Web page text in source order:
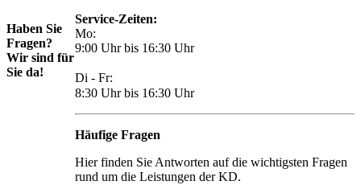
Haben Sie
Fragen?
Wir sind für
Sie da!
Service-Zeiten:
Mo:
9:00 Uhr bis 16:30 Uhr
Di - Fr:
8:30 Uhr bis 16:30 Uhr
Häufige Fragen
Hier finden Sie Antworten auf die wichtigsten Fragen
rund um die Leistungen der KD.